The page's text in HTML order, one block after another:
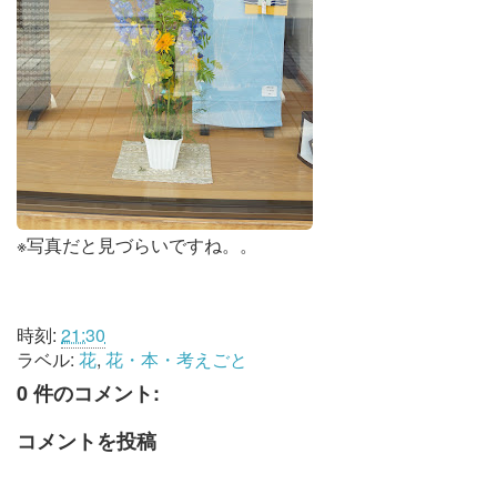
※写真だと見づらいですね。。
時刻: 21:30
ラベル: 花, 花・本・考えごと
0 件のコメント:
コメントを投稿